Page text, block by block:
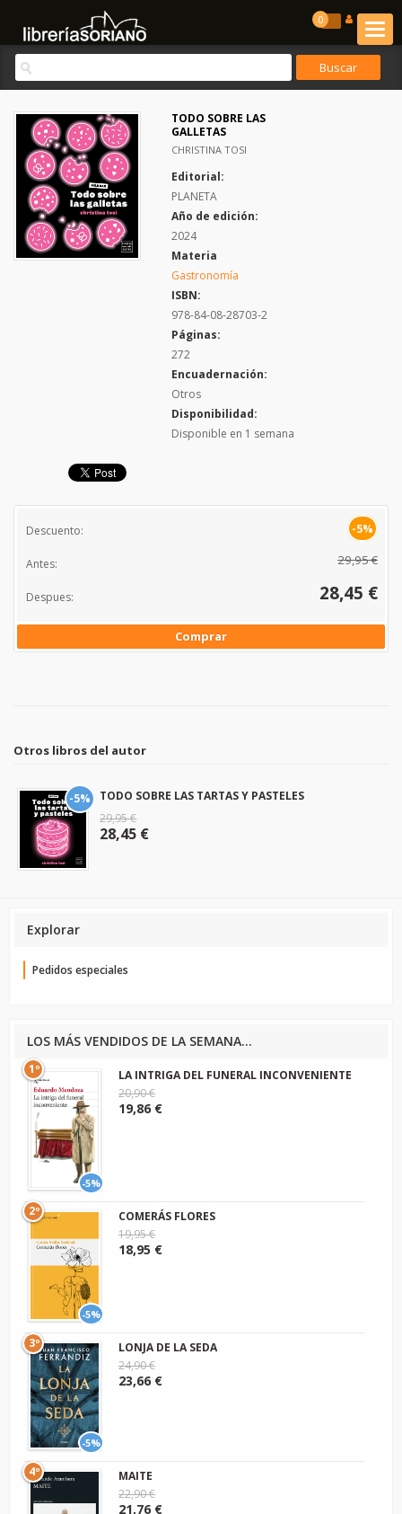
0
TODO SOBRE LAS
GALLETAS
CHRISTINA TOSI
Editorial:
PLANETA
Año de edición:
2024
Materia
Gastronomía
ISBN:
978-84-08-28703-2
Páginas:
272
Encuadernación:
Otros
Disponibilidad:
Disponible en 1 semana
Descuento: -5%
Antes: 29,95 €
Despues: 28,45 €
Comprar
Otros libros del autor
-5%
TODO SOBRE LAS TARTAS Y PASTELES
29,95 €
28,45 €
Explorar
Pedidos especiales
LOS MÁS VENDIDOS DE LA SEMANA...
-5%
1º
LA INTRIGA DEL FUNERAL INCONVENIENTE
20,90 €
19,86 €
-5%
2º
COMERÁS FLORES
19,95 €
18,95 €
-5%
3º
LONJA DE LA SEDA
24,90 €
23,66 €
4º
MAITE
22,90 €
21,76 €